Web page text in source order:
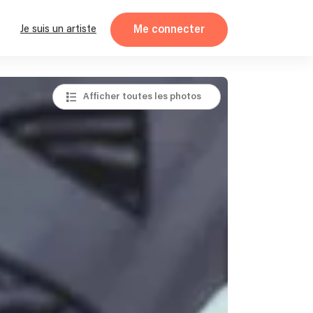
Je suis un artiste Me connecter
Afficher toutes les photos